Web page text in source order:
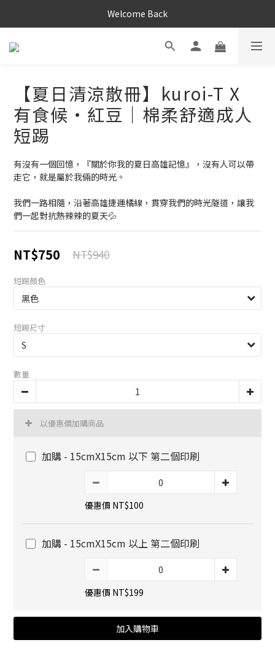
Welcome Back
【夏日清涼散冊】kuroi-T X
有食候・紅豆｜棉柔舒適成人
短踢
有沒有一個回憶，『關於你我的夏日高雄記憶』，沒有人可以帶
走它，就是屬於我倆的時光。
我們一路相隨，沿著高雄捷運橘線，貫穿我們的時光隧道，讓我
們一起對抗熱辣辣的夏天💦
NT$750 NT$940
短踢顏色
短踢尺寸
數量
以優惠價加購商品
加購 - 15cmX15cm 以下 第二個印刷
優惠價 NT$100
加購 - 15cmX15cm 以上 第二個印刷
優惠價 NT$199
加入購物車